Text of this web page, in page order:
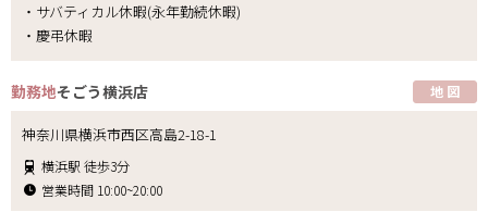
・サバティカル休暇(永年勤続休暇)
・慶弔休暇
勤務地そごう横浜店 地 図
神奈川県横浜市西区高島2-18-1
横浜駅 徒歩3分
営業時間 10:00~20:00